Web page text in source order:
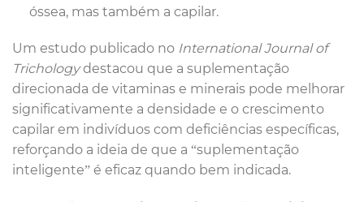
óssea, mas também a capilar.
Um estudo publicado no International Journal of
Trichologydestacou que a suplementação
direcionada de vitaminas e minerais pode melhorar
significativamente a densidade e o crescimento
capilar em indivíduos com deficiências específicas,
reforçando a ideia de que a “suplementação
inteligente” é eficaz quando bem indicada.